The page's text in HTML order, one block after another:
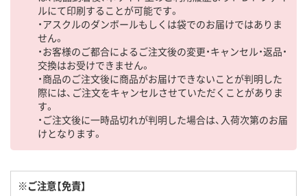
ルにて印刷することが可能です。
・アスクルのダンボールもしくは袋でのお届けではありま
せん。
・お客様のご都合によるご注文後の変更・キャンセル・返品・
交換はお受けできません。
・商品のご注文後に商品がお届けできないことが判明した
際には、ご注文をキャンセルさせていただくことがありま
す。
・ご注文後に一時品切れが判明した場合は、入荷次第のお届
けとなります。
※ご注意【免責】